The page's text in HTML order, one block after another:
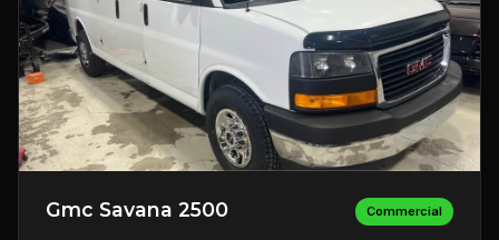
Gmc Savana 2500 Commercial